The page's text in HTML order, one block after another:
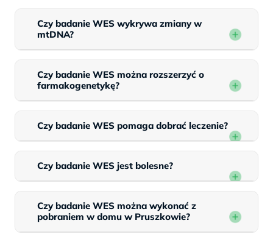
Czy badanie WES wykrywa zmiany w
mtDNA?
Czy badanie WES można rozszerzyć o
farmakogenetykę?
Czy badanie WES pomaga dobrać leczenie?
Czy badanie WES jest bolesne?
Czy badanie WES można wykonać z
pobraniem w domu w Pruszkowie?